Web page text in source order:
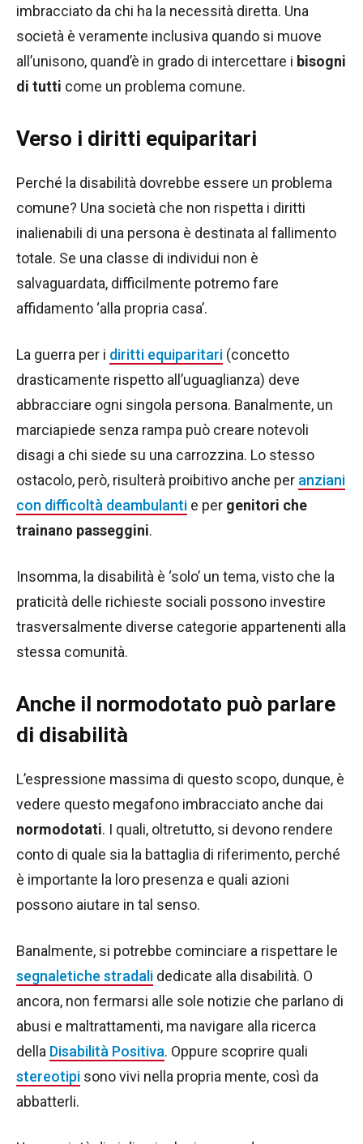
imbracciato da chi ha la necessità diretta. Una
società è veramente inclusiva quando si muove
all’unisono, quand’è in grado di intercettare i bisogni
di tutti come un problema comune.
Verso i diritti equiparitari
Perché la disabilità dovrebbe essere un problema
comune? Una società che non rispetta i diritti
inalienabili di una persona è destinata al fallimento
totale. Se una classe di individui non è
salvaguardata, difficilmente potremo fare
affidamento ‘alla propria casa’.
La guerra per i diritti equiparitari (concetto
drasticamente rispetto all’uguaglianza) deve
abbracciare ogni singola persona. Banalmente, un
marciapiede senza rampa può creare notevoli
disagi a chi siede su una carrozzina. Lo stesso
ostacolo, però, risulterà proibitivo anche per anziani
con difficoltà deambulanti e per genitori che
trainano passeggini.
Insomma, la disabilità è ‘solo’ un tema, visto che la
praticità delle richieste sociali possono investire
trasversalmente diverse categorie appartenenti alla
stessa comunità.
Anche il normodotato può parlare
di disabilità
L’espressione massima di questo scopo, dunque, è
vedere questo megafono imbracciato anche dai
normodotati. I quali, oltretutto, si devono rendere
conto di quale sia la battaglia di riferimento, perché
è importante la loro presenza e quali azioni
possono aiutare in tal senso.
Banalmente, si potrebbe cominciare a rispettare le
segnaletiche stradali dedicate alla disabilità. O
ancora, non fermarsi alle sole notizie che parlano di
abusi e maltrattamenti, ma navigare alla ricerca
della Disabilità Positiva. Oppure scoprire quali
stereotipi sono vivi nella propria mente, così da
abbatterli.